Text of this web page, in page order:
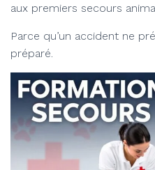
aux premiers secours
Parce qu’un accident ne
préparé.